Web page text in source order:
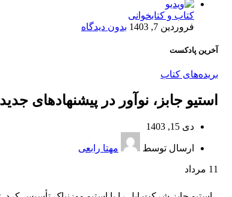
بریده‌های کتاب
استیو جابز، نو‌آور در پیشنهاد‌‌های جدید
دی 15, 1403
ارسال توسط مهتا رابعی
11 مرداد
کتاب و کتابخوانی
فروردین 7, 1403
بدون دیدگاه
آخرین پادکست